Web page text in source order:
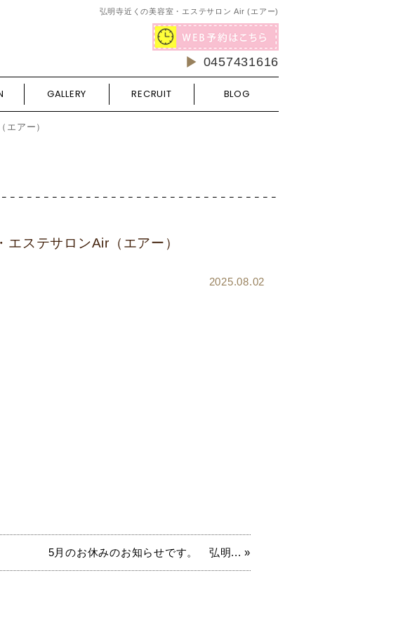
弘明寺近くの美容室・エステサロン Air (エアー)
0457431616
GALLERY RECRUIT BLOG
アー）
ステサロンAir（エアー）
2025.08.02
5月のお休みのお知らせです。 弘明... »